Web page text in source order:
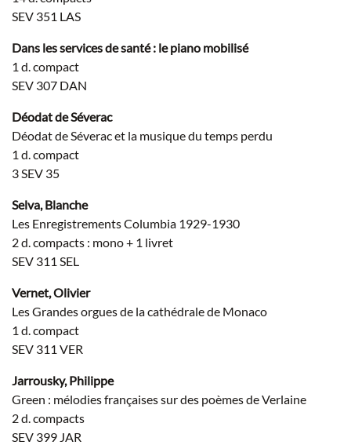
SEV 351 LAS
Dans les services de santé : le piano mobilisé
1 d. compact
SEV 307 DAN
Déodat de Séverac
Déodat de Séverac et la musique du temps perdu
1 d. compact
3 SEV 35
Selva, Blanche
Les Enregistrements Columbia 1929-1930
2 d. compacts : mono + 1 livret
SEV 311 SEL
Vernet, Olivier
Les Grandes orgues de la cathédrale de Monaco
1 d. compact
SEV 311 VER
Jarrousky, Philippe
Green : mélodies françaises sur des poèmes de Verlaine
2 d. compacts
SEV 399 JAR